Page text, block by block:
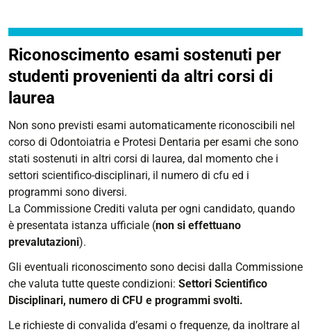
Riconoscimento esami sostenuti per
studenti provenienti da altri corsi di
laurea
Non sono previsti esami automaticamente riconoscibili nel
corso di Odontoiatria e Protesi Dentaria per esami che sono
stati sostenuti in altri corsi di laurea, dal momento che i
settori scientifico-disciplinari, il numero di cfu ed i
programmi sono diversi.
La Commissione Crediti valuta per ogni candidato, quando
è presentata istanza ufficiale (non si effettuano
prevalutazioni).
Gli eventuali riconoscimento sono decisi dalla Commissione
che valuta tutte queste condizioni: Settori Scientifico
Disciplinari, numero di CFU e programmi svolti.
Le richieste di convalida d’esami o frequenze, da inoltrare al